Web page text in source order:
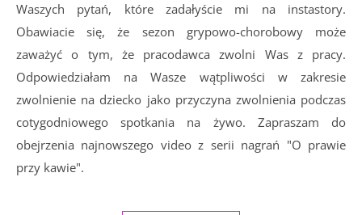
Waszych pytań, które zadałyście mi na instastory.
Obawiacie się, że sezon grypowo-chorobowy może
zaważyć o tym, że pracodawca zwolni Was z pracy.
Odpowiedziałam na Wasze wątpliwości w zakresie
zwolnienie na dziecko jako przyczyna zwolnienia podczas
cotygodniowego spotkania na żywo. Zapraszam do
obejrzenia najnowszego video z serii nagrań "O prawie
przy kawie".